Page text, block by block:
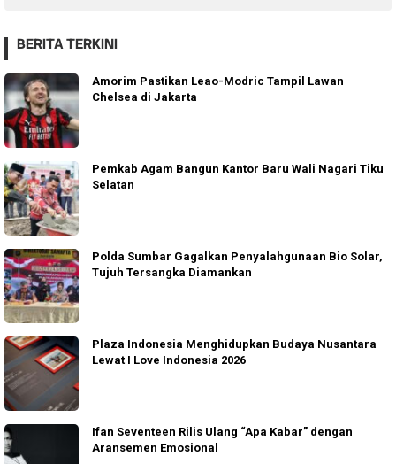
BERITA TERKINI
Amorim Pastikan Leao-Modric Tampil Lawan
Chelsea di Jakarta
Pemkab Agam Bangun Kantor Baru Wali Nagari Tiku
Selatan
Polda Sumbar Gagalkan Penyalahgunaan Bio Solar,
Tujuh Tersangka Diamankan
Plaza Indonesia Menghidupkan Budaya Nusantara
Lewat I Love Indonesia 2026
Ifan Seventeen Rilis Ulang “Apa Kabar” dengan
Aransemen Emosional